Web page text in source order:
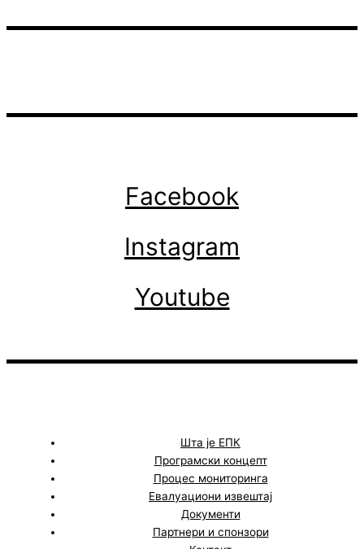
Facebook
Instagram
Youtube
Шта је ЕПК
Програмски концепт
Процес мониторинга
Евалуациони извештај
Документи
Партнери и спонзори